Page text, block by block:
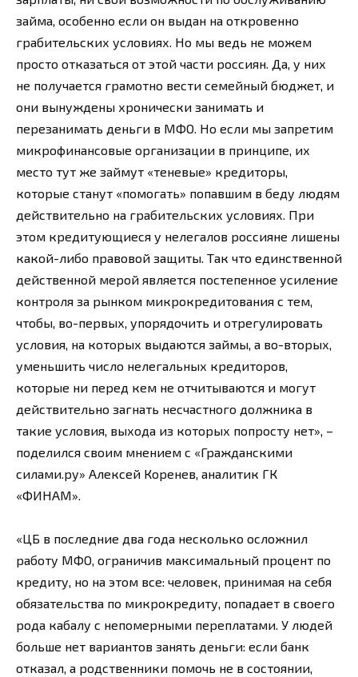
займа, особенно если он выдан на откровенно
грабительских условиях. Но мы ведь не можем
просто отказаться от этой части россиян. Да, у них
не получается грамотно вести семейный бюджет, и
они вынуждены хронически занимать и
перезанимать деньги в МФО. Но если мы запретим
микрофинансовые организации в принципе, их
место тут же займут «теневые» кредиторы,
которые станут «помогать» попавшим в беду людям
действительно на грабительских условиях. При
этом кредитующиеся у нелегалов россияне лишены
какой-либо правовой защиты. Так что единственной
действенной мерой является постепенное усиление
контроля за рынком микрокредитования с тем,
чтобы, во-первых, упорядочить и отрегулировать
условия, на которых выдаются займы, а во-вторых,
уменьшить число нелегальных кредиторов,
которые ни перед кем не отчитываются и могут
действительно загнать несчастного должника в
такие условия, выхода из которых попросту нет», –
поделился своим мнением с «Гражданскими
силами.ру» Алексей Коренев, аналитик ГК
«ФИНАМ».
«ЦБ в последние два года несколько осложнил
работу МФО, ограничив максимальный процент по
кредиту, но на этом все: человек, принимая на себя
обязательства по микрокредиту, попадает в своего
рода кабалу с непомерными переплатами. У людей
больше нет вариантов занять деньги: если банк
отказал, а родственники помочь не в состоянии,